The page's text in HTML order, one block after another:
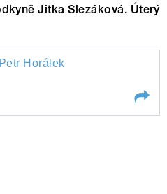
Jitka Slezáková. Úterý
Horálek